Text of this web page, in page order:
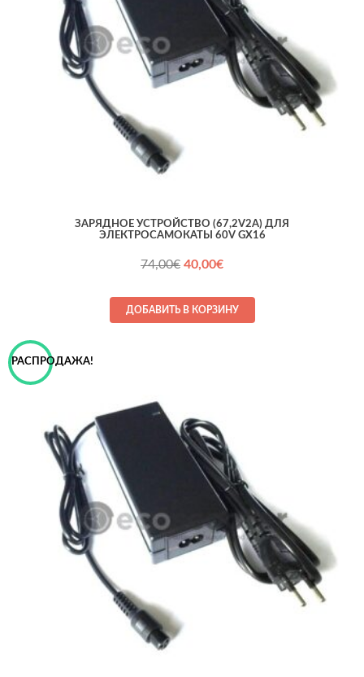
ЗАРЯДНОЕ УСТРОЙСТВО (67,2V2A) ДЛЯ
ЭЛЕКТРОСАМОКАТЫ 60V GX16
74,00€ Первоначальная
составляла
74,00€.
40,00€Текущая
40,00€.
ДОБАВИТЬ В КОРЗИНУ
РАСПРОДАЖА!